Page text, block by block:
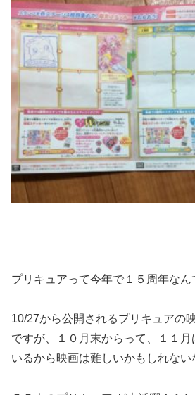
プリキュアって今年で１５周年なん
10/27から公開されるプリキュアの
ですが、１０月末からって、１１
いるから映画は難しいかもしれない